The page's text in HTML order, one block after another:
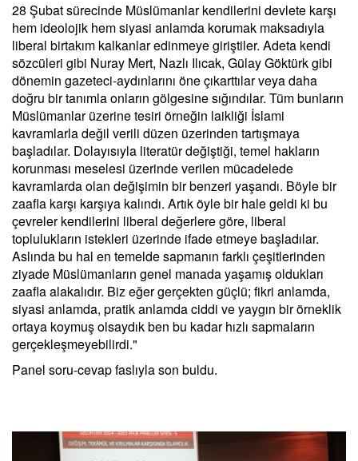
28 Şubat sürecinde Müslümanlar kendilerini devlete karşı
hem ideolojik hem siyasi anlamda korumak maksadıyla
liberal birtakım kalkanlar edinmeye giriştiler. Adeta kendi
sözcüleri gibi Nuray Mert, Nazlı Ilıcak, Gülay Göktürk gibi
dönemin gazeteci-aydınlarını öne çıkarttılar veya daha
doğru bir tanımla onların gölgesine sığındılar. Tüm bunların
Müslümanlar üzerine tesiri örneğin laikliği İslami
kavramlarla değil verili düzen üzerinden tartışmaya
başladılar. Dolayısıyla literatür değiştiği, temel hakların
korunması meselesi üzerinde verilen mücadelede
kavramlarda olan değişimin bir benzeri yaşandı. Böyle bir
zaafla karşı karşıya kalındı. Artık öyle bir hale geldi ki bu
çevreler kendilerini liberal değerlere göre, liberal
toplulukların istekleri üzerinde ifade etmeye başladılar.
Aslında bu hal en temelde sapmanın farklı çeşitlerinden
ziyade Müslümanların genel manada yaşamış oldukları
zaafla alakalıdır. Biz eğer gerçekten güçlü; fikri anlamda,
siyasi anlamda, pratik anlamda ciddi ve yaygın bir örneklik
ortaya koymuş olsaydık ben bu kadar hızlı sapmaların
gerçekleşmeyebilirdi."
Panel soru-cevap faslıyla son buldu.